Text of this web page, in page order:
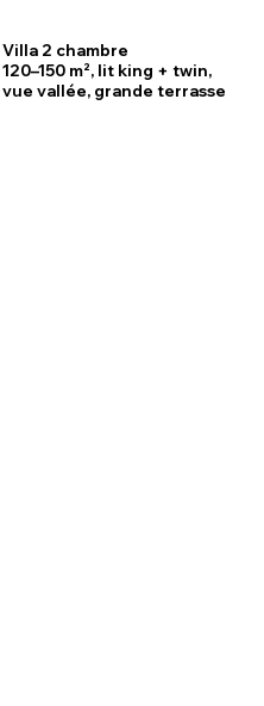
Villa 2 chambre
120–150 m², lit king + twin,
vue vallée, grande terrasse